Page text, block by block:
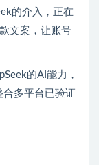
的介入，正在
文案，让账号
的AI能力，
合多平台已验证